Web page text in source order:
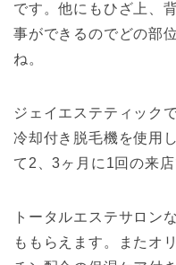
です。他にもひざ上、
事ができるのでどの部
ね。
ジェイエステティック
冷却付き脱毛機を使用
て2、3ヶ月に1回の来
トータルエステサロン
ももらえます。またオ